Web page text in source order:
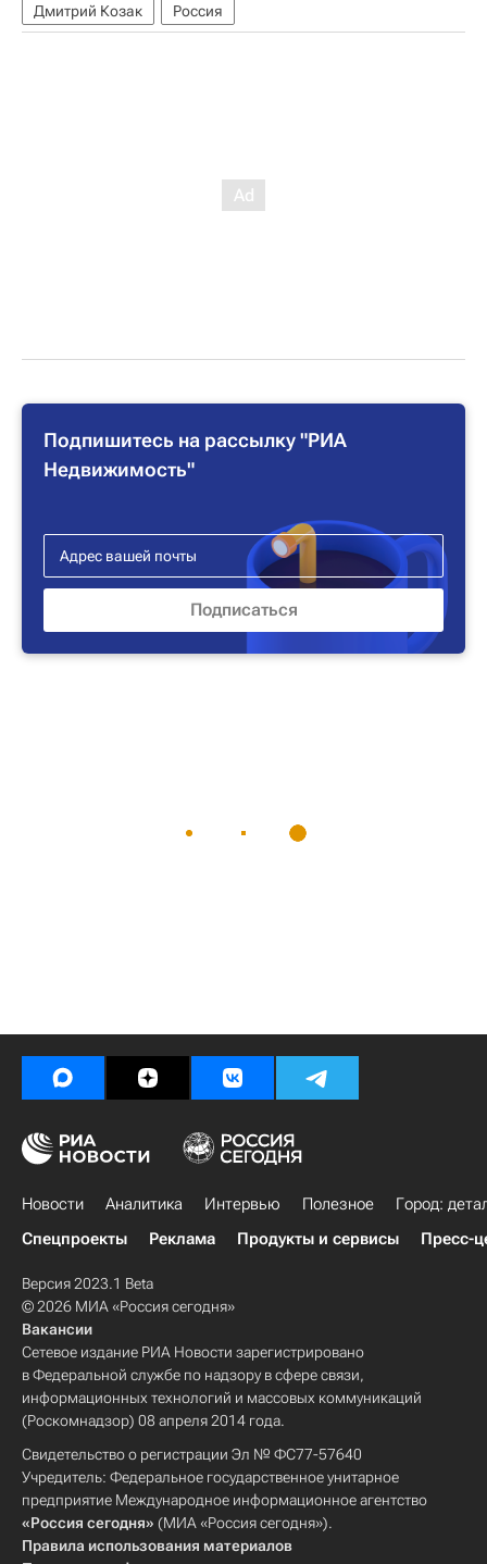
Дмитрий Козак Россия
Подпишитесь на рассылку "РИА
Недвижимость"
Новости Аналитика Интервью Полезное
Город:
Спецпроекты
Реклама Продукты и сервисы Пресс-
Версия 2023.1 Beta
© 2026 МИА «Россия сегодня»
Вакансии
Сетевое издание РИА Новости зарегистрировано
в Федеральной службе по надзору в сфере связи,
информационных технологий и массовых коммуникаций
(Роскомнадзор) 08 апреля 2014 года.
Свидетельство о регистрации Эл № ФС77-57640
Учредитель: Федеральное государственное унитарное
предприятие Международное информационное агентство
«Россия сегодня» (МИА «Россия сегодня»).
Правила использования материалов